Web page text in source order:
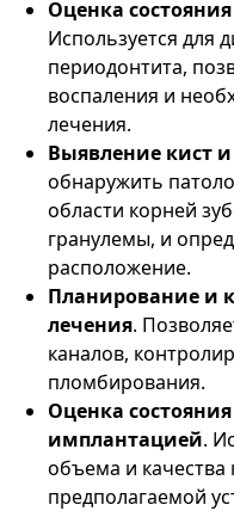
Оценка
Используется для
периодонтита,
воспаления и
лечения.
Выявление кист
обнаружить
области корней
гранулемы, и
расположение.
Планирование и
лечения.
каналов,
пломбирования.
Оценка
имплантацией.
объема и качества
предполагаемой